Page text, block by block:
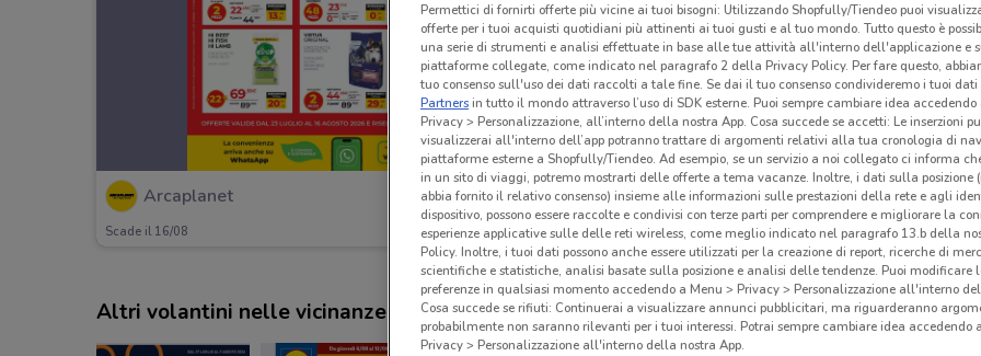
Arcaplanet
Scade il 16/08 5.4 km
Altri volantini nelle vicinanze
Gli
i
Permettici di fornirti offerte più vicine ai tuoi bisogni: Utilizzando Shopfully/Tiendeo puoi
offerte per i tuoi acquisti quotidiani più attinenti ai tuoi gusti e al tuo mondo. Tutto questo è
una serie di strumenti e analisi effettuate in base alle tue attività all'interno dell'applicazione e
piattaforme collegate, come indicato nel paragrafo 2 della Privacy Policy. Per fare questo,
tuo consenso sull'uso dei dati raccolti a tale fine. Se dai il tuo consenso condivideremo i tuoi dati
Partnersin tutto il mondo attraverso l’uso di SDK esterne. Puoi sempre cambiare idea accedendo
Privacy > Personalizzazione, all’interno della nostra App. Cosa succede se accetti: Le inserzioni
visualizzerai all'interno dell’app potranno trattare di argomenti relativi alla tua cronologia di
piattaforme esterne a Shopfully/Tiendeo. Ad esempio, se un servizio a noi collegato ci informa
in un sito di viaggi, potremo mostrarti delle offerte a tema vacanze. Inoltre, i dati sulla posizione
abbia fornito il relativo consenso) insieme alle informazioni sulle prestazioni della rete e agli
dispositivo, possono essere raccolte e condivisi con terze parti per comprendere e migliorare la
esperienze applicative sulle delle reti wireless, come meglio indicato nel paragrafo 13.b della
Policy. Inoltre, i tuoi dati possono anche essere utilizzati per la creazione di report, ricerche di
scientifiche e statistiche, analisi basate sulla posizione e analisi delle tendenze. Puoi modificare
preferenze in qualsiasi momento accedendo a Menu > Privacy > Personalizzazione all'interno
Cosa succede se rifiuti: Continuerai a visualizzare annunci pubblicitari, ma riguarderanno
probabilmente non saranno rilevanti per i tuoi interessi. Potrai sempre cambiare idea accedendo
Privacy > Personalizzazione all'interno della nostra App.